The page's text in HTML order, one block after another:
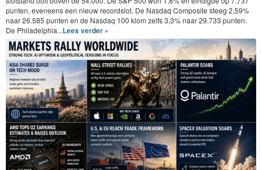
punten, eveneens een nieuw recordslot. De Nasdaq Composite steeg 2,59%
naar 26.585 punten en de Nasdaq 100 klom zelfs 3,3% naar 29.733 punten.
De Philadelphia...Lees verder »